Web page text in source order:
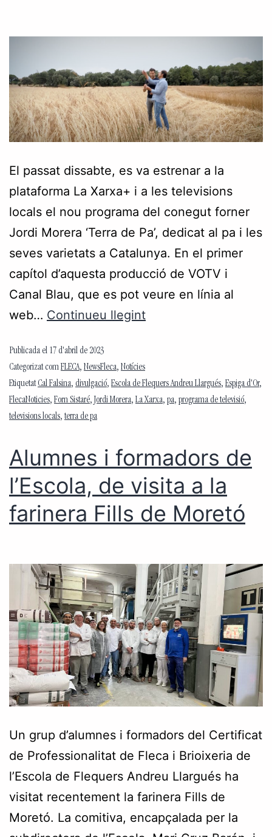
El passat dissabte, es va estrenar a la
plataforma La Xarxa+ i a les televisions
locals el nou programa del conegut forner
Jordi Morera ‘Terra de Pa’, dedicat al pa i les
seves varietats a Catalunya. En el primer
capítol d’aquesta producció de VOTV i
Canal Blau, que es pot veure en línia al
web… Continueu llegint
Publicada el 17 d'abril de 2023
Categorizat comFLECA, NewsFleca, Notícies
EtiquetatCal Falsina, divulgació, Escola de Flequers Andreu Llargués, Espiga d'Or,
FlecaNoticies, Forn Sistaré, Jordi Morera, La Xarxa, pa, programa de televisió,
televisions locals, terra de pa
Alumnes i formadors de
l’Escola, de visita a la
farinera Fills de Moretó
Un grup d’alumnes i formadors del Certificat
de Professionalitat de Fleca i Brioixeria de
l’Escola de Flequers Andreu Llargués ha
visitat recentement la farinera Fills de
Moretó. La comitiva, encapçalada per la